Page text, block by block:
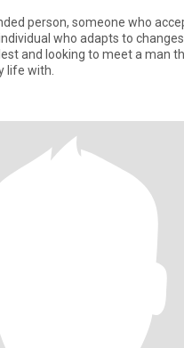
person, someone who
who adapts to
and looking to meet a man
life with.